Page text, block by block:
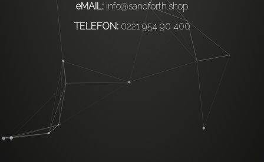
eMAIL: info@sandforth.shop
TELEFON: 0221 954 90 400